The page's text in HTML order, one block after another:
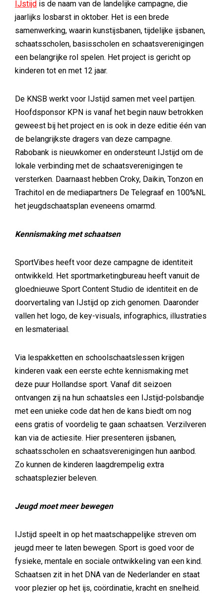
IJstijd is de naam van de landelijke campagne, die
jaarlijks losbarst in oktober. Het is een brede
samenwerking, waarin kunstijsbanen, tijdelijke ijsbanen,
schaatsscholen, basisscholen en schaatsverenigingen
een belangrijke rol spelen. Het project is gericht op
kinderen tot en met 12 jaar.
De KNSB werkt voor IJstijd samen met veel partijen.
Hoofdsponsor KPN is vanaf het begin nauw betrokken
geweest bij het project en is ook in deze editie één van
de belangrijkste dragers van deze campagne.
Rabobank is nieuwkomer en ondersteunt IJstijd om de
lokale verbinding met de schaatsverenigingen te
versterken. Daarnaast hebben Croky, Daikin, Tonzon en
Trachitol en de mediapartners De Telegraaf en 100%NL
het jeugdschaatsplan eveneens omarmd.
Kennismaking met schaatsen
SportVibes heeft voor deze campagne de identiteit
ontwikkeld. Het sportmarketingbureau heeft vanuit de
gloednieuwe Sport Content Studio de identiteit en de
doorvertaling van IJstijd op zich genomen. Daaronder
vallen het logo, de key-visuals, infographics, illustraties
en lesmateriaal.
Via lespakketten en schoolschaatslessen krijgen
kinderen vaak een eerste echte kennismaking met
deze puur Hollandse sport. Vanaf dit seizoen
ontvangen zij na hun schaatsles een IJstijd-polsbandje
met een unieke code dat hen de kans biedt om nog
eens gratis of voordelig te gaan schaatsen. Verzilveren
kan via de actiesite. Hier presenteren ijsbanen,
schaatsscholen en schaatsverenigingen hun aanbod.
Zo kunnen de kinderen laagdrempelig extra
schaatsplezier beleven.
Jeugd moet meer bewegen
IJstijd speelt in op het maatschappelijke streven om
jeugd meer te laten bewegen. Sport is goed voor de
fysieke, mentale en sociale ontwikkeling van een kind.
Schaatsen zit in het DNA van de Nederlander en staat
voor plezier op het ijs, coördinatie, kracht en snelheid.